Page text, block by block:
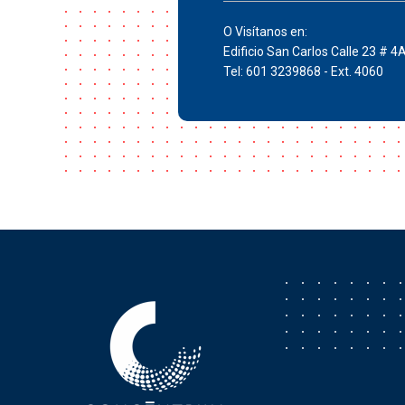
O Visítanos en:
Edificio San Carlos Calle 23 #
Tel: 601 3239868 - Ext. 4060